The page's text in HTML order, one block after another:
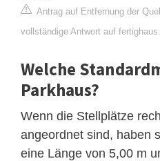
Antrag auf Entfernung der
vollständige Antwort auf
Welche
Parkhaus?
Wenn die Stellplätze
angeordnet sind, haben
eine Länge von 5,00 m